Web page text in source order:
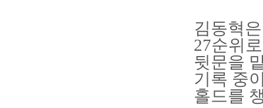
김동혁
27순위
뒷문을
기록 중
홀드를